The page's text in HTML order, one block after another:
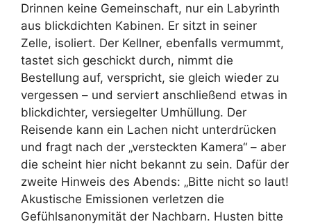
Drinnen keine Gemeinschaft, nur ein Labyrinth
aus blickdichten Kabinen. Er sitzt in seiner
Zelle, isoliert. Der Kellner, ebenfalls vermummt,
tastet sich geschickt durch, nimmt die
Bestellung auf, verspricht, sie gleich wieder zu
vergessen – und serviert anschließend etwas in
blickdichter, versiegelter Umhüllung. Der
Reisende kann ein Lachen nicht unterdrücken
und fragt nach der „versteckten Kamera“ – aber
die scheint hier nicht bekannt zu sein. Dafür der
zweite Hinweis des Abends: „Bitte nicht so laut!
Akustische Emissionen verletzen die
Gefühlsanonymität der Nachbarn. Husten bitte